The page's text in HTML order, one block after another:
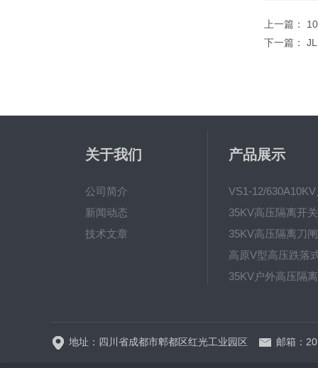
上一篇：
下一篇：
关于我们
公司简介
新闻动态
技术文章
产品展示
地址：四川省成都市郫都区红光工业园区 邮箱：